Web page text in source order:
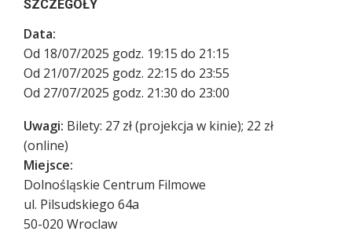
SZCZEGÓŁY
Data:
Od 18/07/2025 godz. 19:15 do 21:15
Od 21/07/2025 godz. 22:15 do 23:55
Od 27/07/2025 godz. 21:30 do 23:00
Uwagi: Bilety: 27 zł (projekcja w kinie); 22 zł
(online)
Miejsce:
Dolnośląskie Centrum Filmowe
ul. Pilsudskiego 64a
50-020 Wroclaw